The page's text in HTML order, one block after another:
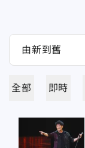
全部 即時